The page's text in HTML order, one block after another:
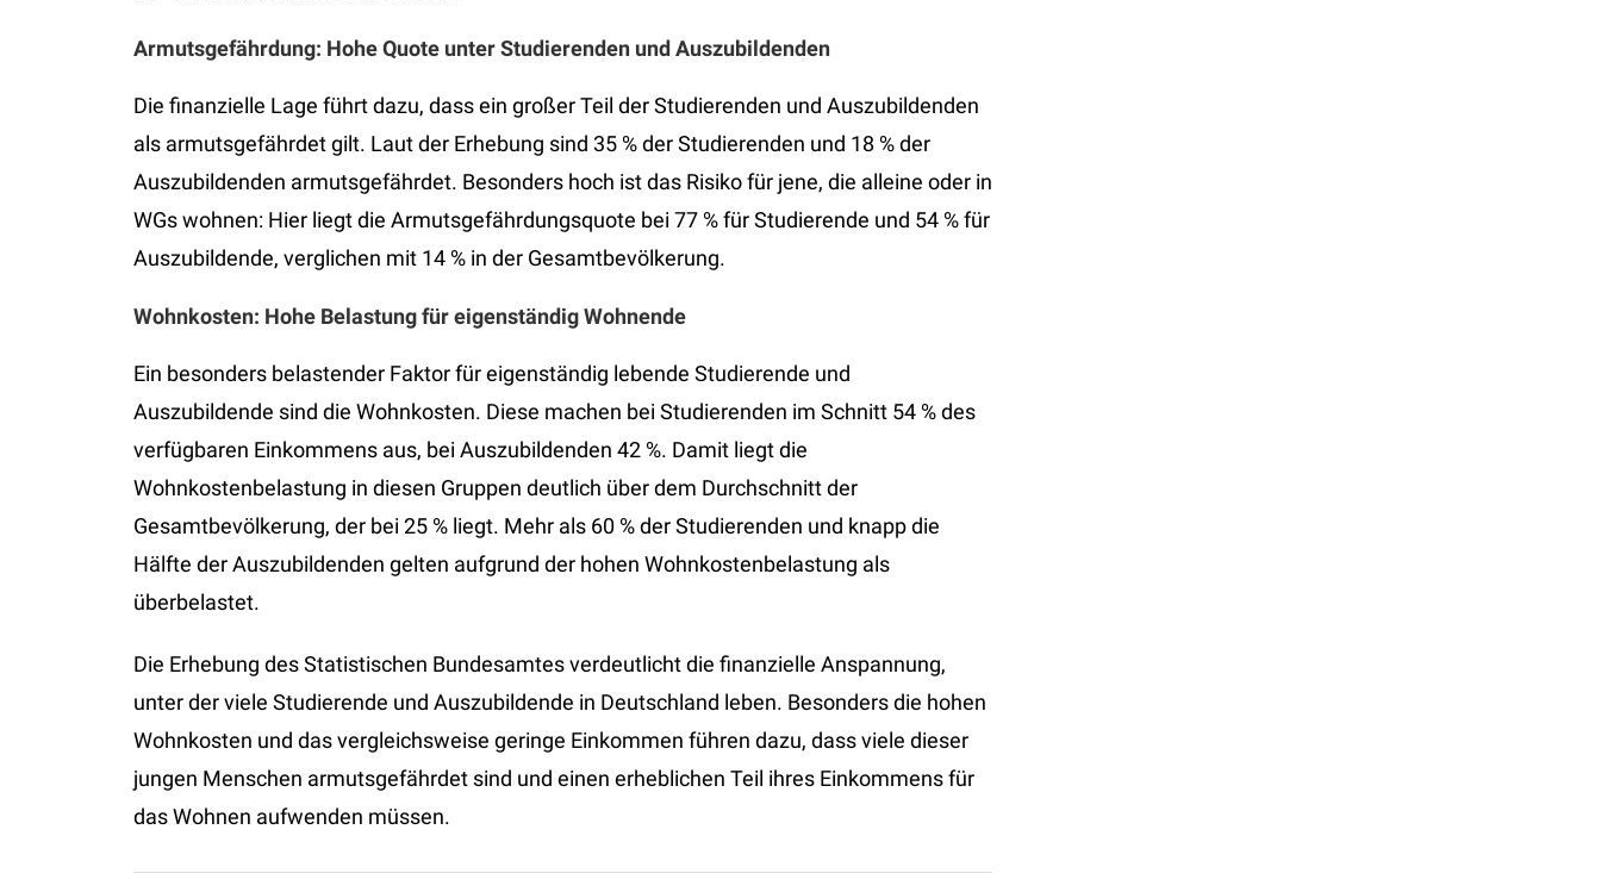
Armutsgefährdung: Hohe Quote unter Studierenden und Auszubildenden
Die finanzielle Lage führt dazu, dass ein großer Teil der Studierenden und Auszubildenden
als armutsgefährdet gilt. Laut der Erhebung sind 35 % der Studierenden und 18 % der
Auszubildenden armutsgefährdet. Besonders hoch ist das Risiko für jene, die alleine oder in
WGs wohnen: Hier liegt die Armutsgefährdungsquote bei 77 % für Studierende und 54 % für
Auszubildende, verglichen mit 14 % in der Gesamtbevölkerung.
Wohnkosten: Hohe Belastung für eigenständig Wohnende
Ein besonders belastender Faktor für eigenständig lebende Studierende und
Auszubildende sind die Wohnkosten. Diese machen bei Studierenden im Schnitt 54 % des
verfügbaren Einkommens aus, bei Auszubildenden 42 %. Damit liegt die
Wohnkostenbelastung in diesen Gruppen deutlich über dem Durchschnitt der
Gesamtbevölkerung, der bei 25 % liegt. Mehr als 60 % der Studierenden und knapp die
Hälfte der Auszubildenden gelten aufgrund der hohen Wohnkostenbelastung als
überbelastet.
Die Erhebung des Statistischen Bundesamtes verdeutlicht die finanzielle Anspannung,
unter der viele Studierende und Auszubildende in Deutschland leben. Besonders die hohen
Wohnkosten und das vergleichsweise geringe Einkommen führen dazu, dass viele dieser
jungen Menschen armutsgefährdet sind und einen erheblichen Teil ihres Einkommens für
das Wohnen aufwenden müssen.